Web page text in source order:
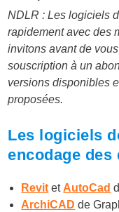
NDLR : Les logiciels
rapidement avec des
invitons avant de
souscription à un
versions disponibles
proposées.
Les logiciels
encodage des
Revit et AutoCad
ArchiCAD de